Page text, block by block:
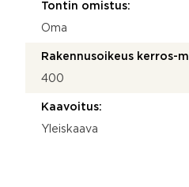
Tontin omistus:
Oma
Rakennusoikeus kerros-m
400
Kaavoitus:
Yleiskaava